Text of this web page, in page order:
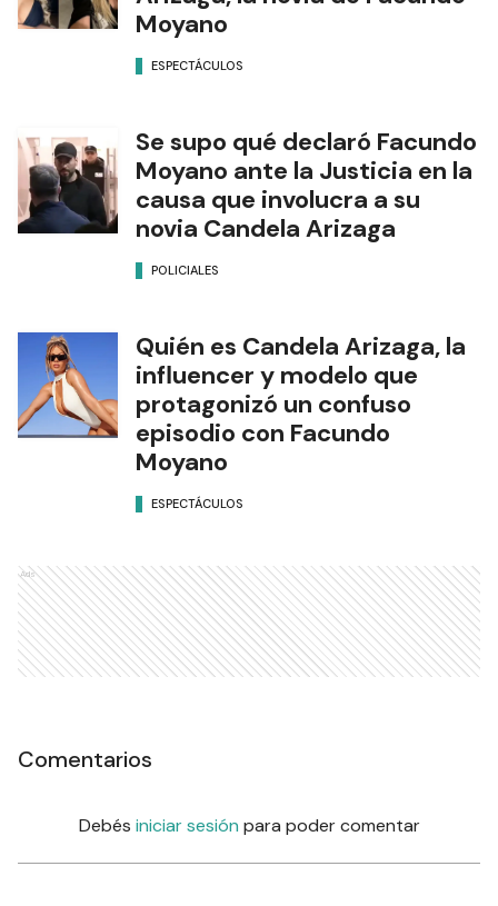
Moyano
ESPECTÁCULOS
Se supo qué declaró Facundo
Moyano ante la Justicia en la
causa que involucra a su
novia Candela Arizaga
POLICIALES
Quién es Candela Arizaga, la
influencer y modelo que
protagonizó un confuso
episodio con Facundo
Moyano
ESPECTÁCULOS
Ads
Comentarios
Debés iniciar sesión para poder comentar